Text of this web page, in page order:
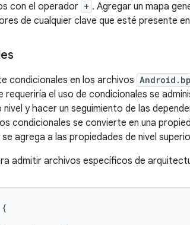
con el operador + . Agregar un mapa
de cualquier clave que esté presente
condicionales en los archivos Android.bp
requeriría el uso de condicionales se
nivel y hacer un seguimiento de las
condicionales se convierte en una
agrega a las propiedades de nivel
admitir archivos específicos de
{